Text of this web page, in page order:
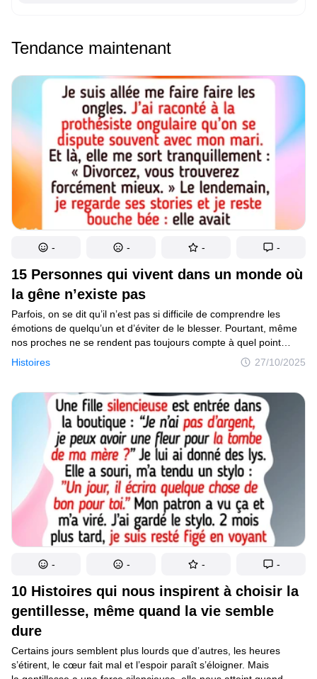
Tendance maintenant
15 Personnes qui vivent dans un monde où
la gêne n’existe pas
Histoires 27/10/2025
Parfois, on se dit qu’il n’est pas si difficile de comprendre les
émotions de quelqu’un et d’éviter de le blesser. Pourtant, même
nos proches ne se rendent pas toujours compte à quel point
certaines remarques peuvent faire mal. Dans ces moments-là,
il ne reste qu’une chose à faire : dire franchement ce qu’on
pour remettre la personne à sa place.
- - - -
10 Histoires qui nous inspirent à choisir la
gentillesse, même quand la vie semble
dure
Certains jours semblent plus lourds que d’autres, les heures
s’étirent, le cœur fait mal et l’espoir paraît s’éloigner. Mais
- - - -